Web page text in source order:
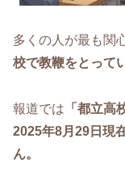
多くの人が最も関
校で教鞭をとって
報道では 「都立高
2025年8月29日現
ん。